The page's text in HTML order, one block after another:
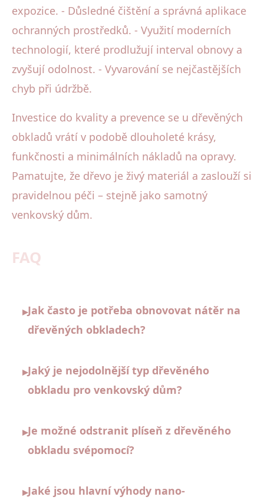
expozice. - Důsledné čištění a správná aplikace
ochranných prostředků. - Využití moderních
technologií, které prodlužují interval obnovy a
zvyšují odolnost. - Vyvarování se nejčastějších
chyb při údržbě.
Investice do kvality a prevence se u dřevěných
obkladů vrátí v podobě dlouholeté krásy,
funkčnosti a minimálních nákladů na opravy.
Pamatujte, že dřevo je živý materiál a zaslouží si
pravidelnou péči – stejně jako samotný
venkovský dům.
FAQ
▸Jak často je potřeba obnovovat nátěr na
dřevěných obkladech?
▸Jaký je nejodolnější typ dřevěného
obkladu pro venkovský dům?
▸Je možné odstranit plíseň z dřevěného
obkladu svépomocí?
▸Jaké jsou hlavní výhody nano-